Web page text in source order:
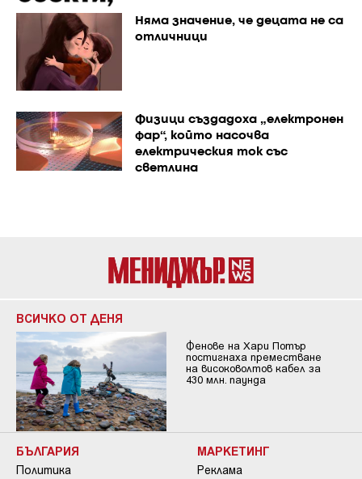
Няма значение, че децата не са
отличници
Физици създадоха „електронен
фар“, който насочва
електрическия ток със
светлина
ВСИЧКО ОТ ДЕНЯ
Фенове на Хари Потър
постигнаха преместване
на високоволтов кабел за
430 млн. паунда
БЪЛГАРИЯ
Политика
МАРКЕТИНГ
Реклама